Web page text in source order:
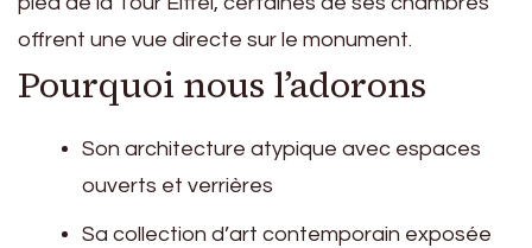
offrent une vue directe sur le monument.
Pourquoi nous l’adorons
Son architecture atypique avec espaces
ouverts et verrières
Sa collection d’art contemporain exposée